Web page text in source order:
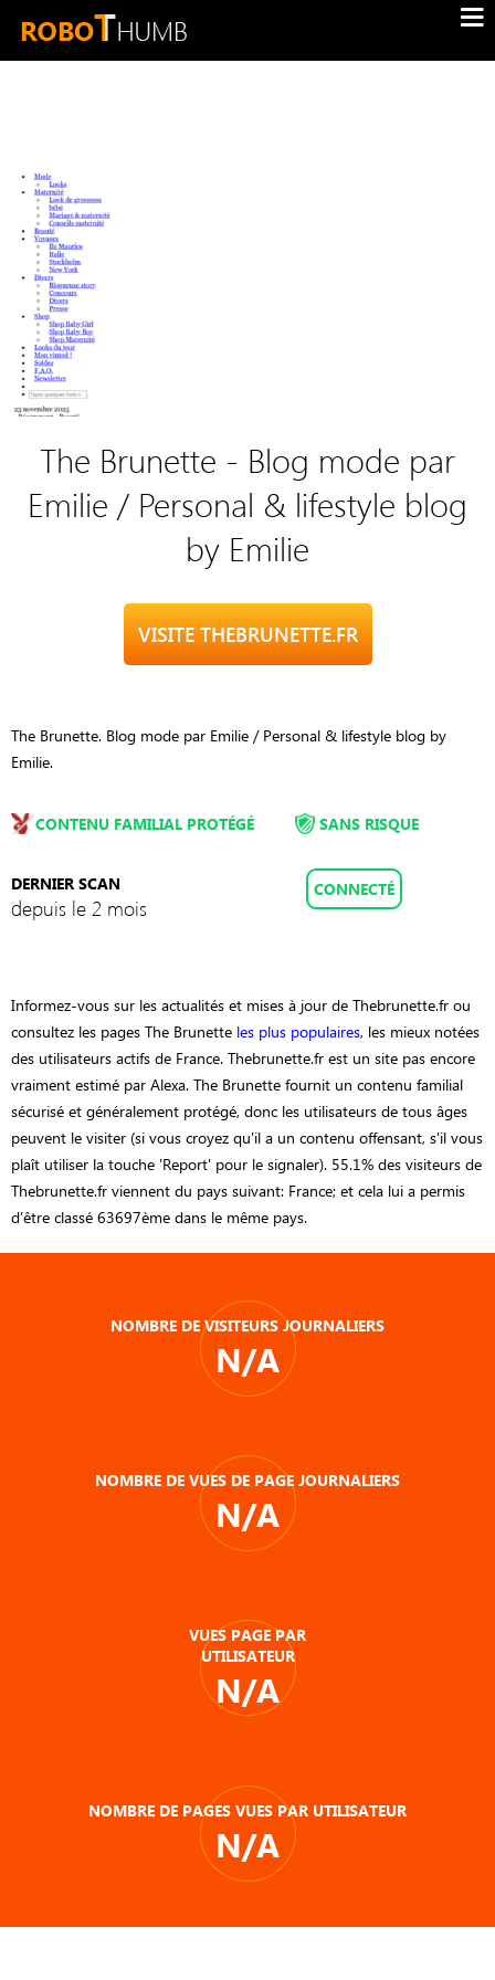
The Brunette - Blog mode par
Emilie / Personal & lifestyle blog
by Emilie
VISITE THEBRUNETTE.FR
The Brunette. Blog mode par Emilie / Personal & lifestyle blog by
Emilie.
CONTENU FAMILIAL PROTÉGÉ
DERNIER SCAN
depuis le 2 mois
SANS RISQUE
CONNECTÉ
Informez-vous sur les actualités et mises à jour de Thebrunette.fr ou
consultez les pages The Brunette les plus populaires, les mieux notées
des utilisateurs actifs de France. Thebrunette.fr est un site pas encore
vraiment estimé par Alexa. The Brunette fournit un contenu familial
sécurisé et généralement protégé, donc les utilisateurs de tous âges
peuvent le visiter (si vous croyez qu'il a un contenu offensant, s'il vous
plaît utiliser la touche 'Report' pour le signaler). 55.1% des visiteurs de
Thebrunette.fr viennent du pays suivant: France; et cela lui a permis
d’être classé 63697ème dans le même pays.
NOMBRE DE VISITEURS JOURNALIERS
N/A
NOMBRE DE VUES DE PAGE JOURNALIERS
N/A
VUES PAGE PAR
UTILISATEUR
N/A
NOMBRE DE PAGES VUES PAR UTILISATEUR
N/A